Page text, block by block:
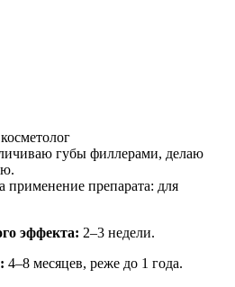
губы филлерами, делаю
применение препарата: для
эффекта: 2–3 недели.
4–8 месяцев, реже до 1 года.